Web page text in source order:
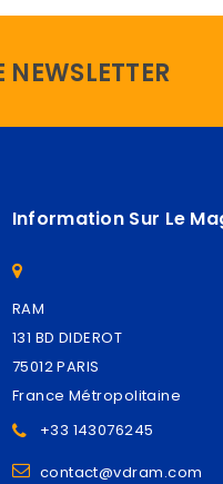
Information Sur Le
RAM
131 BD DIDEROT
75012 PARIS
France Métropolitaine
+33 143076245
contact@vdram.com